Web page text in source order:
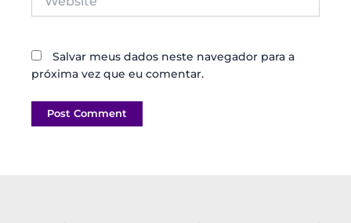
Salvar meus dados neste navegador para a
próxima vez que eu comentar.